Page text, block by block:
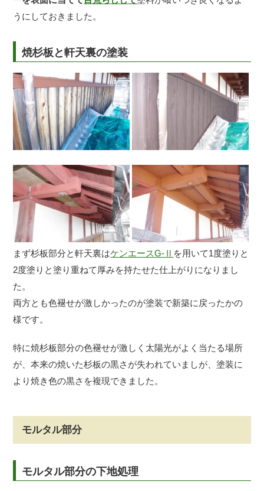
うにしておきました。
焼杉板と軒天裏の塗装
まず杉板部分と軒天裏はケンエースG-Ⅱ を用いて1度塗りと
2度塗りと塗り重ねて厚みを持たせた仕上がりになりまし
た。
両方とも色褪せが激しかったのが塗装で新築に戻ったかの
様です。
特に焼杉板部分の色褪せが激しく太陽光がよく当たる場所
が、本来の焼いた杉板の黒さが失われていましが、塗装に
より焼き色の黒さを複現できました。
モルタル部分
モルタル部分の下地処理